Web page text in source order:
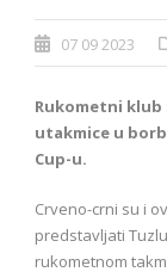
07 09 2023
Rukometni klub
utakmice u
Cup-u.
Crveno-crni su i
predstavljati
rukometnom